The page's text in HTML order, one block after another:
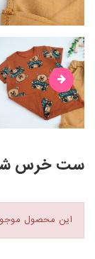
ست خرس
این محصول